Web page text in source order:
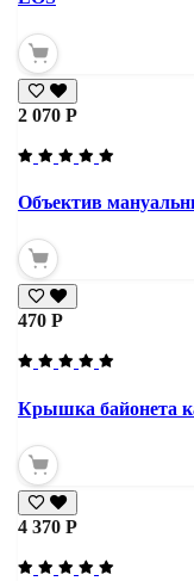
2 070 Р
Объектив
470 Р
Крышка байонета
4 370 Р